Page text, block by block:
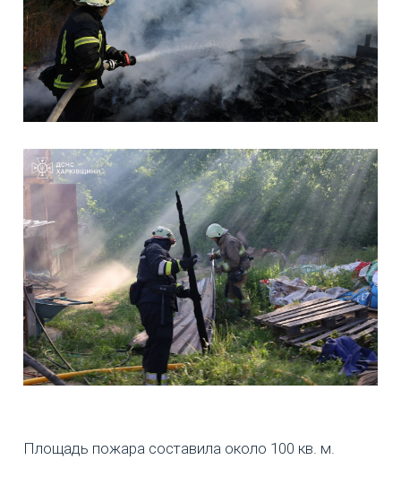
Площадь пожара составила около 100 кв. м.